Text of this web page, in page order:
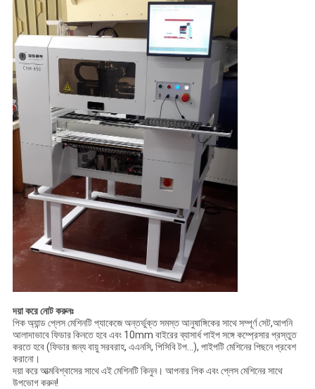
দয়া করে নোট করুনঃ
পিক অ্যান্ড প্লেস মেশিনটি প্যাকেজে অন্তর্ভুক্ত সমস্ত আনুষাঙ্গিকের সাথে সম্পূর্ণ সেট,আপনি
আলাদাভাবে ফিডার কিনতে হবে এবং 10mm বাইরের ব্যাসার্ধ পাইপ সঙ্গে কম্প্রেসার প্রস্তুত
করতে হবে (ফিডার জন্য বায়ু সরবরাহ, এএনসি, পিসিবি টপ...), পাইপটি মেশিনের পিছনে প্রবেশ
করানো।
দয়া করে আত্মবিশ্বাসের সাথে এই মেশিনটি কিনুন। আপনার পিক এবং প্লেস মেশিনের সাথে
উপভোগ করুন!